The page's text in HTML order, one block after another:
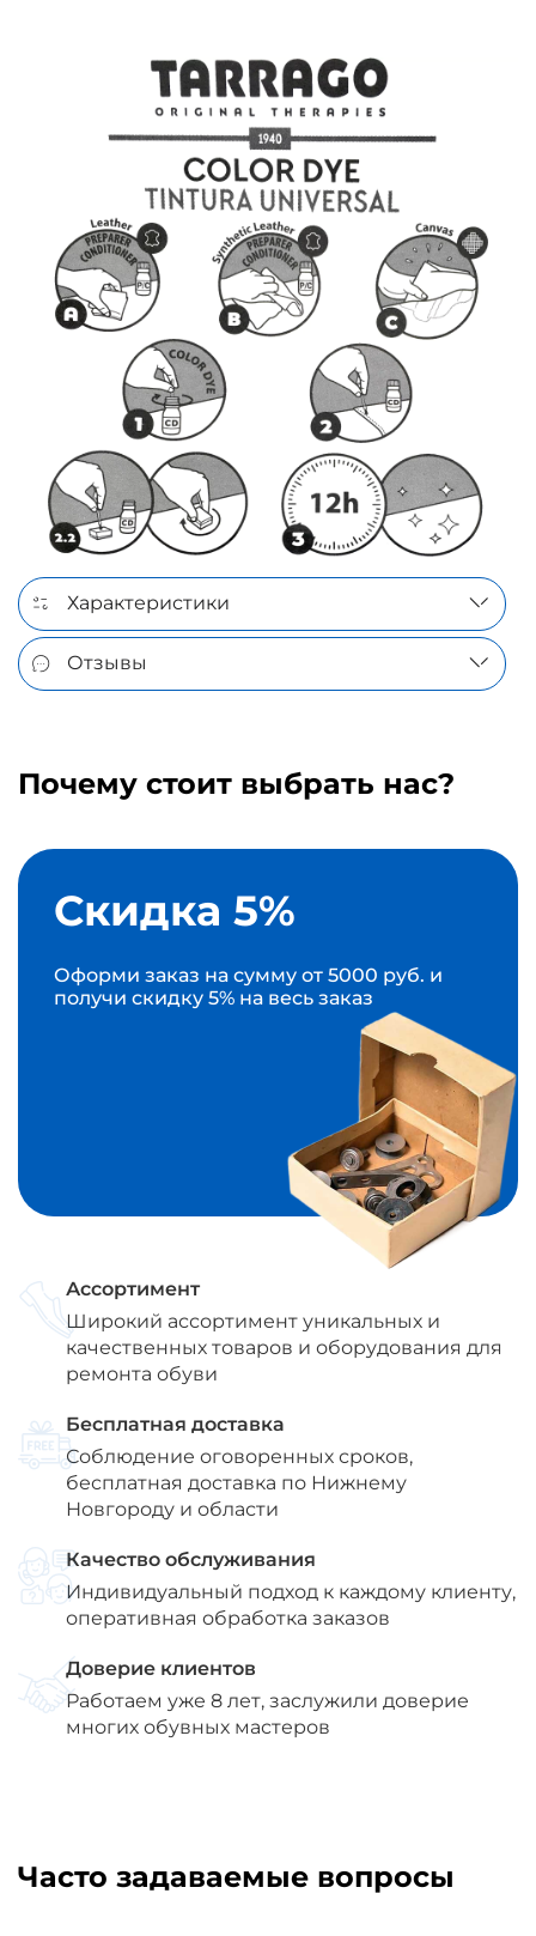
Характеристики
Отзывы
Почему стоит выбрать нас?
Скидка 5%
Оформи заказ на сумму от 5000 руб. и
получи скидку 5% на весь заказ
Ассортимент
Широкий ассортимент уникальных и
качественных товаров и оборудования для
ремонта обуви
Бесплатная доставка
Соблюдение оговоренных сроков,
бесплатная доставка по Нижнему
Новгороду и области
Качество обслуживания
Индивидуальный подход к каждому клиенту,
оперативная обработка заказов
Доверие клиентов
Работаем уже 8 лет, заслужили доверие
многих обувных мастеров
Часто задаваемые вопросы